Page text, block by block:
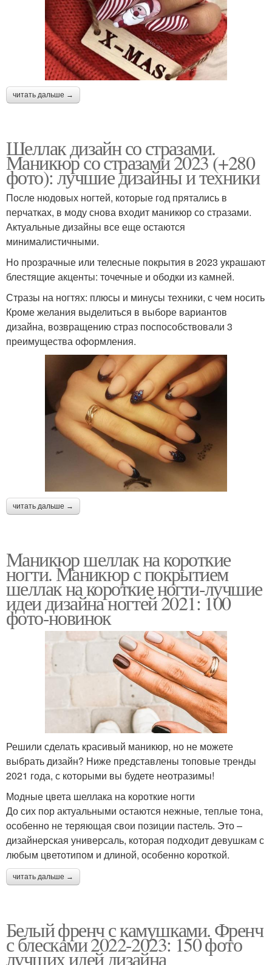
читать дальше →
Шеллак дизайн со стразами.
Маникюр со стразами 2023 (+280
фото): лучшие дизайны и техники
После нюдовых ногтей, которые год прятались в
перчатках, в моду снова входит маникюр со стразами.
Актуальные дизайны все еще остаются
минималистичными.
Но прозрачные или телесные покрытия в 2023 украшают
блестящие акценты: точечные и ободки из камней.
Стразы на ногтях: плюсы и минусы техники, с чем носить
Кроме желания выделиться в выборе вариантов
дизайна, возвращению страз поспособствовали 3
преимущества оформления.
читать дальше →
Маникюр шеллак на короткие
ногти. Маникюр с покрытием
шеллак на короткие ногти-лучшие
идеи дизайна ногтей 2021: 100
фото-новинок
Решили сделать красивый маникюр, но не можете
выбрать дизайн? Ниже представлены топовые тренды
2021 года, с которыми вы будете неотразимы!
Модные цвета шеллака на короткие ногти
До сих пор актуальными остаются нежные, теплые тона,
особенно не теряющая свои позиции пастель. Это –
дизайнерская универсаль, которая подходит девушкам с
любым цветотипом и длиной, особенно короткой.
читать дальше →
Белый френч с камушками. Френч
с блесками 2022-2023: 150 фото
лучших идей дизайна